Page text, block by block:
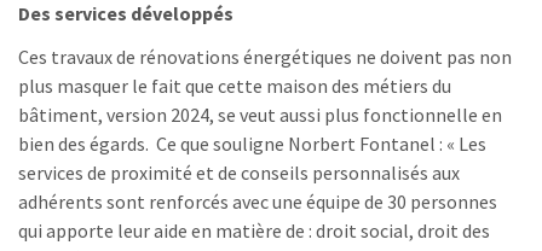
Des services développés
Ces travaux de rénovations énergétiques ne doivent pas non
plus masquer le fait que cette maison des métiers du
bâtiment, version 2024, se veut aussi plus fonctionnelle en
bien des égards. Ce que souligne Norbert Fontanel : « Les
services de proximité et de conseils personnalisés aux
adhérents sont renforcés avec une équipe de 30 personnes
qui apporte leur aide en matière de : droit social, droit des